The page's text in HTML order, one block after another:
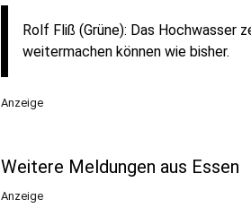
Rolf Fliß (Grüne): Das Hochwasser
weitermachen können wie bisher.
Anzeige
Weitere Meldungen aus Essen
Anzeige